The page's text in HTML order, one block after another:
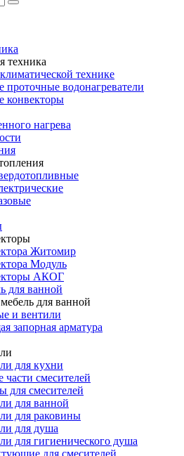
техника
технике
проточные водонагреватели
конвекторы
нагрева
Житомир
Модуль
АКОГ
для ванной
для ванной
и вентили
запорная арматура
для кухни
смесителей
для смесителей
для ванной
для раковины
для душа
для гигиенического душа
для смесителей